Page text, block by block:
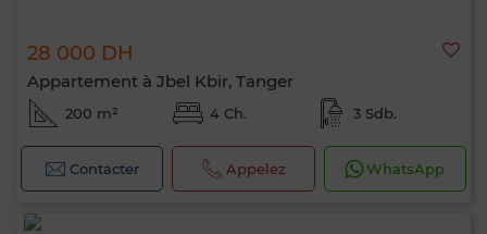
28 000 DH
Appartement à Jbel Kbir, Tanger
200 m² 4 Ch. 3 Sdb.
Contacter Appelez WhatsApp